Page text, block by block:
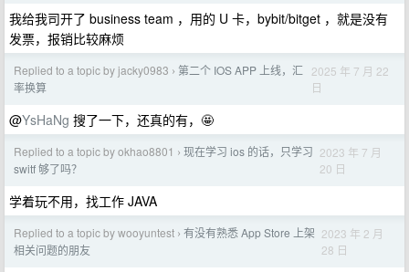
我给我司开了 business team ，用的 U 卡，bybit/bitget ，就是没有
发票，报销比较麻烦
Replied to a topic by jacky0983 › 第二个 IOS APP 上线，汇
率换算
2025 年 7 月 22
日
@YsHaNg 搜了一下，还真的有，🤩
Replied to a topic by okhao8801 › 现在学习 ios 的话，只学习
switf 够了吗？
2023 年 7 月
20 日
学着玩不用，找工作 JAVA
Replied to a topic by wooyuntest › 有没有熟悉 App Store 上架
相关问题的朋友
2023 年 2 月
28 日